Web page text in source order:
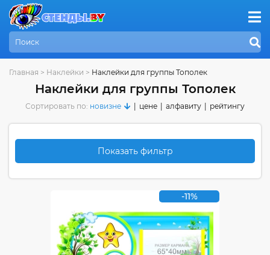
Главная > Наклейки > Наклейки для группы Тополек
Наклейки для группы Тополек
Сортировать по: новизне цене алфавиту рейтингу
Показать фильтр
-11%